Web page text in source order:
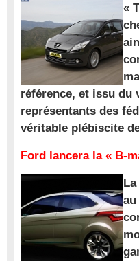
«
référence, et issu du
représentants des
véritable plébiscite
Ford lancera la « B-
au